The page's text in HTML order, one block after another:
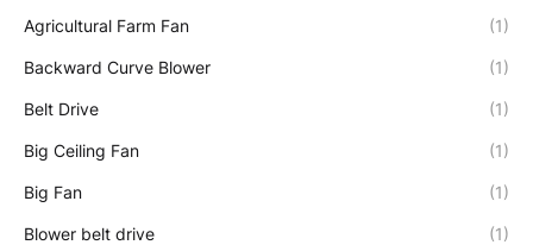
Agricultural Farm Fan (1)
Backward Curve Blower (1)
Belt Drive (1)
Big Ceiling Fan (1)
Big Fan (1)
Blower belt drive (1)